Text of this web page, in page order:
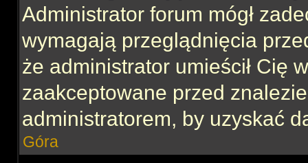
Administrator forum mógł
wymagają przeglądnięcia
że administrator umieścił Cię
zaakceptowane przed
administratorem, by uzyskać
Góra